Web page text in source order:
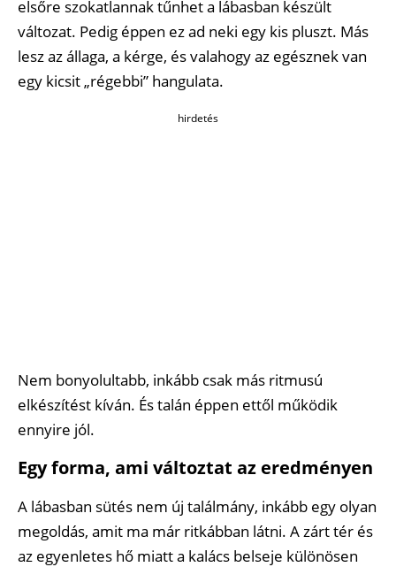
elsőre szokatlannak tűnhet a lábasban készült
változat. Pedig éppen ez ad neki egy kis pluszt. Más
lesz az állaga, a kérge, és valahogy az egésznek van
egy kicsit „régebbi” hangulata.
hirdetés
Nem bonyolultabb, inkább csak más ritmusú
elkészítést kíván. És talán éppen ettől működik
ennyire jól.
Egy forma, ami változtat az eredményen
A lábasban sütés nem új találmány, inkább egy olyan
megoldás, amit ma már ritkábban látni. A zárt tér és
az egyenletes hő miatt a kalács belseje különösen